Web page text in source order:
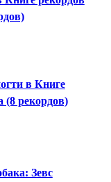
в Книге
(8 рекордов)
Зевс